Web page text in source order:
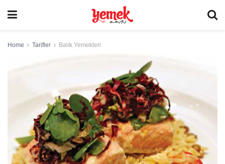
Home Tarifler Balık Yemekleri